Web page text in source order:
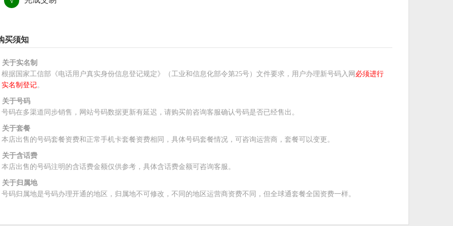
买须知
关于实名制
根据国家工信部《电话用户真实身份信息登记规定》（工业和信息化部令第25号）文件要求，用户办理新号码入网 必须进行
实名制登记。
关于号码
号码在多渠道同步销售，网站号码数据更新有延迟，请购买前咨询客服确认号码是否已经售出。
关于套餐
本店出售的号码套餐资费和正常手机卡套餐资费相同，具体号码套餐情况，可咨询运营商，套餐可以变更。
关于含话费
本店出售的号码注明的含话费金额仅供参考，具体含话费金额可咨询客服。
关于归属地
号码归属地是号码办理开通的地区，归属地不可修改，不同的地区运营商资费不同，但全球通套餐全国资费一样。